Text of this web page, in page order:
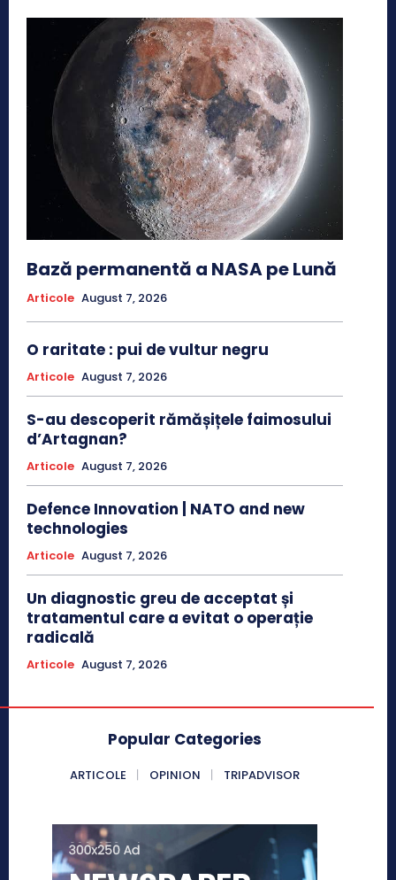
Bază permanentă a NASA pe Lună
Articole August 7, 2026
O raritate : pui de vultur negru
Articole August 7, 2026
S-au descoperit rămășițele faimosului
d’Artagnan?
Articole August 7, 2026
Defence Innovation | NATO and new
technologies
Articole August 7, 2026
Un diagnostic greu de acceptat și
tratamentul care a evitat o operație
radicală
Articole August 7, 2026
Popular Categories
ARTICOLE OPINION TRIPADVISOR